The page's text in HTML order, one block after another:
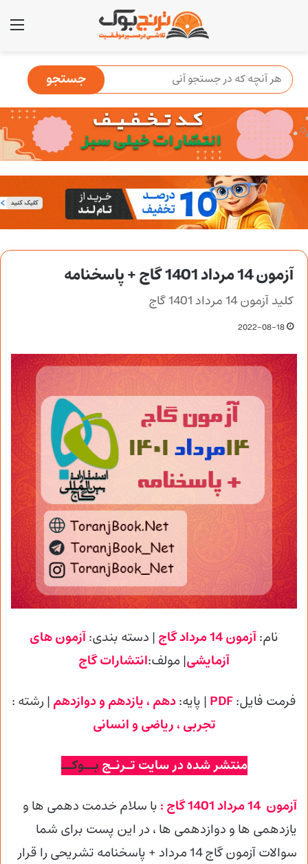
آزمون 14 مرداد 1401 گاج + پاسخنامه
کلید آزمون 14 مرداد 1401 گاج
2022-08-18
نام:آزمون 14 مرداد گاج | دسته بندی:آزمون های
آزمایشی| مولف:انتشارات گاج
فرمت فایل:PDF | پایه:دهم ، یازدهم و دوازدهم | رشته :
تجربی ، ریاضی و انسانی
منتشر شده در سایت تـرنـج بــوکــ
آزمون 14 مرداد 1401 گاج :
با سلام خدمت دهمی ها و
یازدهمی ها و دوازدهمی ها ، در این پست برای شما
سوالات آزمون گاج 14 مرداد + پاسخنامه تشریحی را قرار